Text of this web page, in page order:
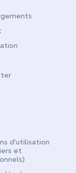
d'utilisation
et